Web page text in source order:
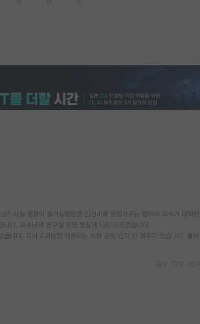
? 사실 생활이 불가능할만큼 인건비를 못챙겨주는 랩에서 교수가 대학
다. 교수님의 연구실 운영 방침에 따라 다르겠습니다.
니다. 특히 4대보험 적용되는 직장 겸직 금지 인 경우가 있습니다. 불